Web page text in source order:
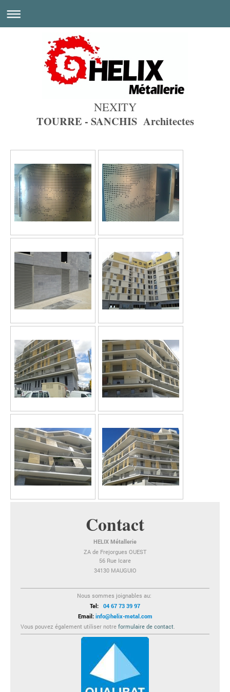
NEXITY
TOURRE - SANCHIS Architectes
Contact
HELIX Métallerie
ZA de Frejorgues OUEST
56 Rue Icare
34130 MAUGUIO
Nous sommes joignables au:
Tel: 04 67 73 39 97
Email: info@helix-metal.com
Vous pouvez également utiliser notre formulaire de contact